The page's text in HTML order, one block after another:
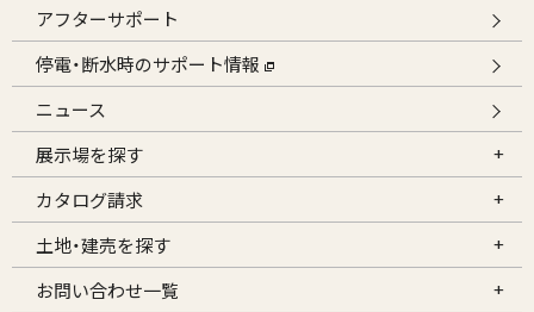
アフターサポート
停電・断水時のサポート情報
ニュース
展示場を探す
カタログ請求
土地・建売を探す
お問い合わせ一覧